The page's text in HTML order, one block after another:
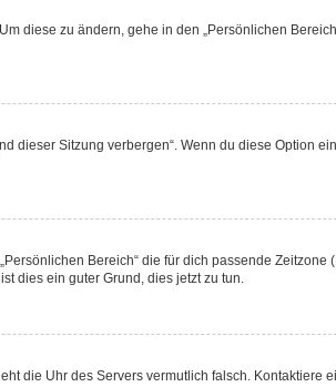
diese zu ändern, gehe in den „Persönlichen
dieser Sitzung verbergen“. Wenn du diese Option
Bereich“ die für dich passende Zeitzone
dies ein guter Grund, dies jetzt zu tun.
die Uhr des Servers vermutlich falsch. Kontaktiere